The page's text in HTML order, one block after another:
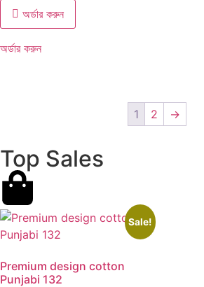
অর্ডার করুন
অর্ডার করুন
1 2 →
Top Sales
Sale!
Premium design cotton
Punjabi 132